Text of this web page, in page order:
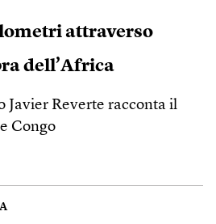
attraverso
dell’Africa
Javier Reverte racconta il
Congo